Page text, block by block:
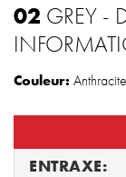
02 GREY -
Couleur: Anthracite
ENTRAXE: